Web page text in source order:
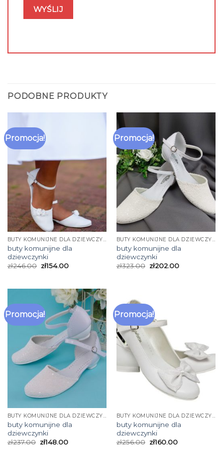
PODOBNE PRODUKTY
Promocja!
BUTY KOMUNIJNE DLA DZIEWCZYNKI
buty komunijne dla
dziewczynki
zł246.00 zł154.00
Promocja!
BUTY KOMUNIJNE DLA DZIEWCZYNKI
buty komunijne dla
dziewczynki
zł323.00 zł202.00
Promocja!
BUTY KOMUNIJNE DLA DZIEWCZYNKI
buty komunijne dla
dziewczynki
zł237.00 zł148.00
Promocja!
BUTY KOMUNIJNE DLA DZIEWCZYNKI
buty komunijne dla
dziewczynki
zł256.00 zł160.00